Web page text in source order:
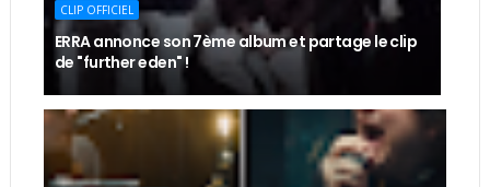
CLIP OFFICIEL
ERRA annonce son 7ème album et partage le clip
de "further eden" !